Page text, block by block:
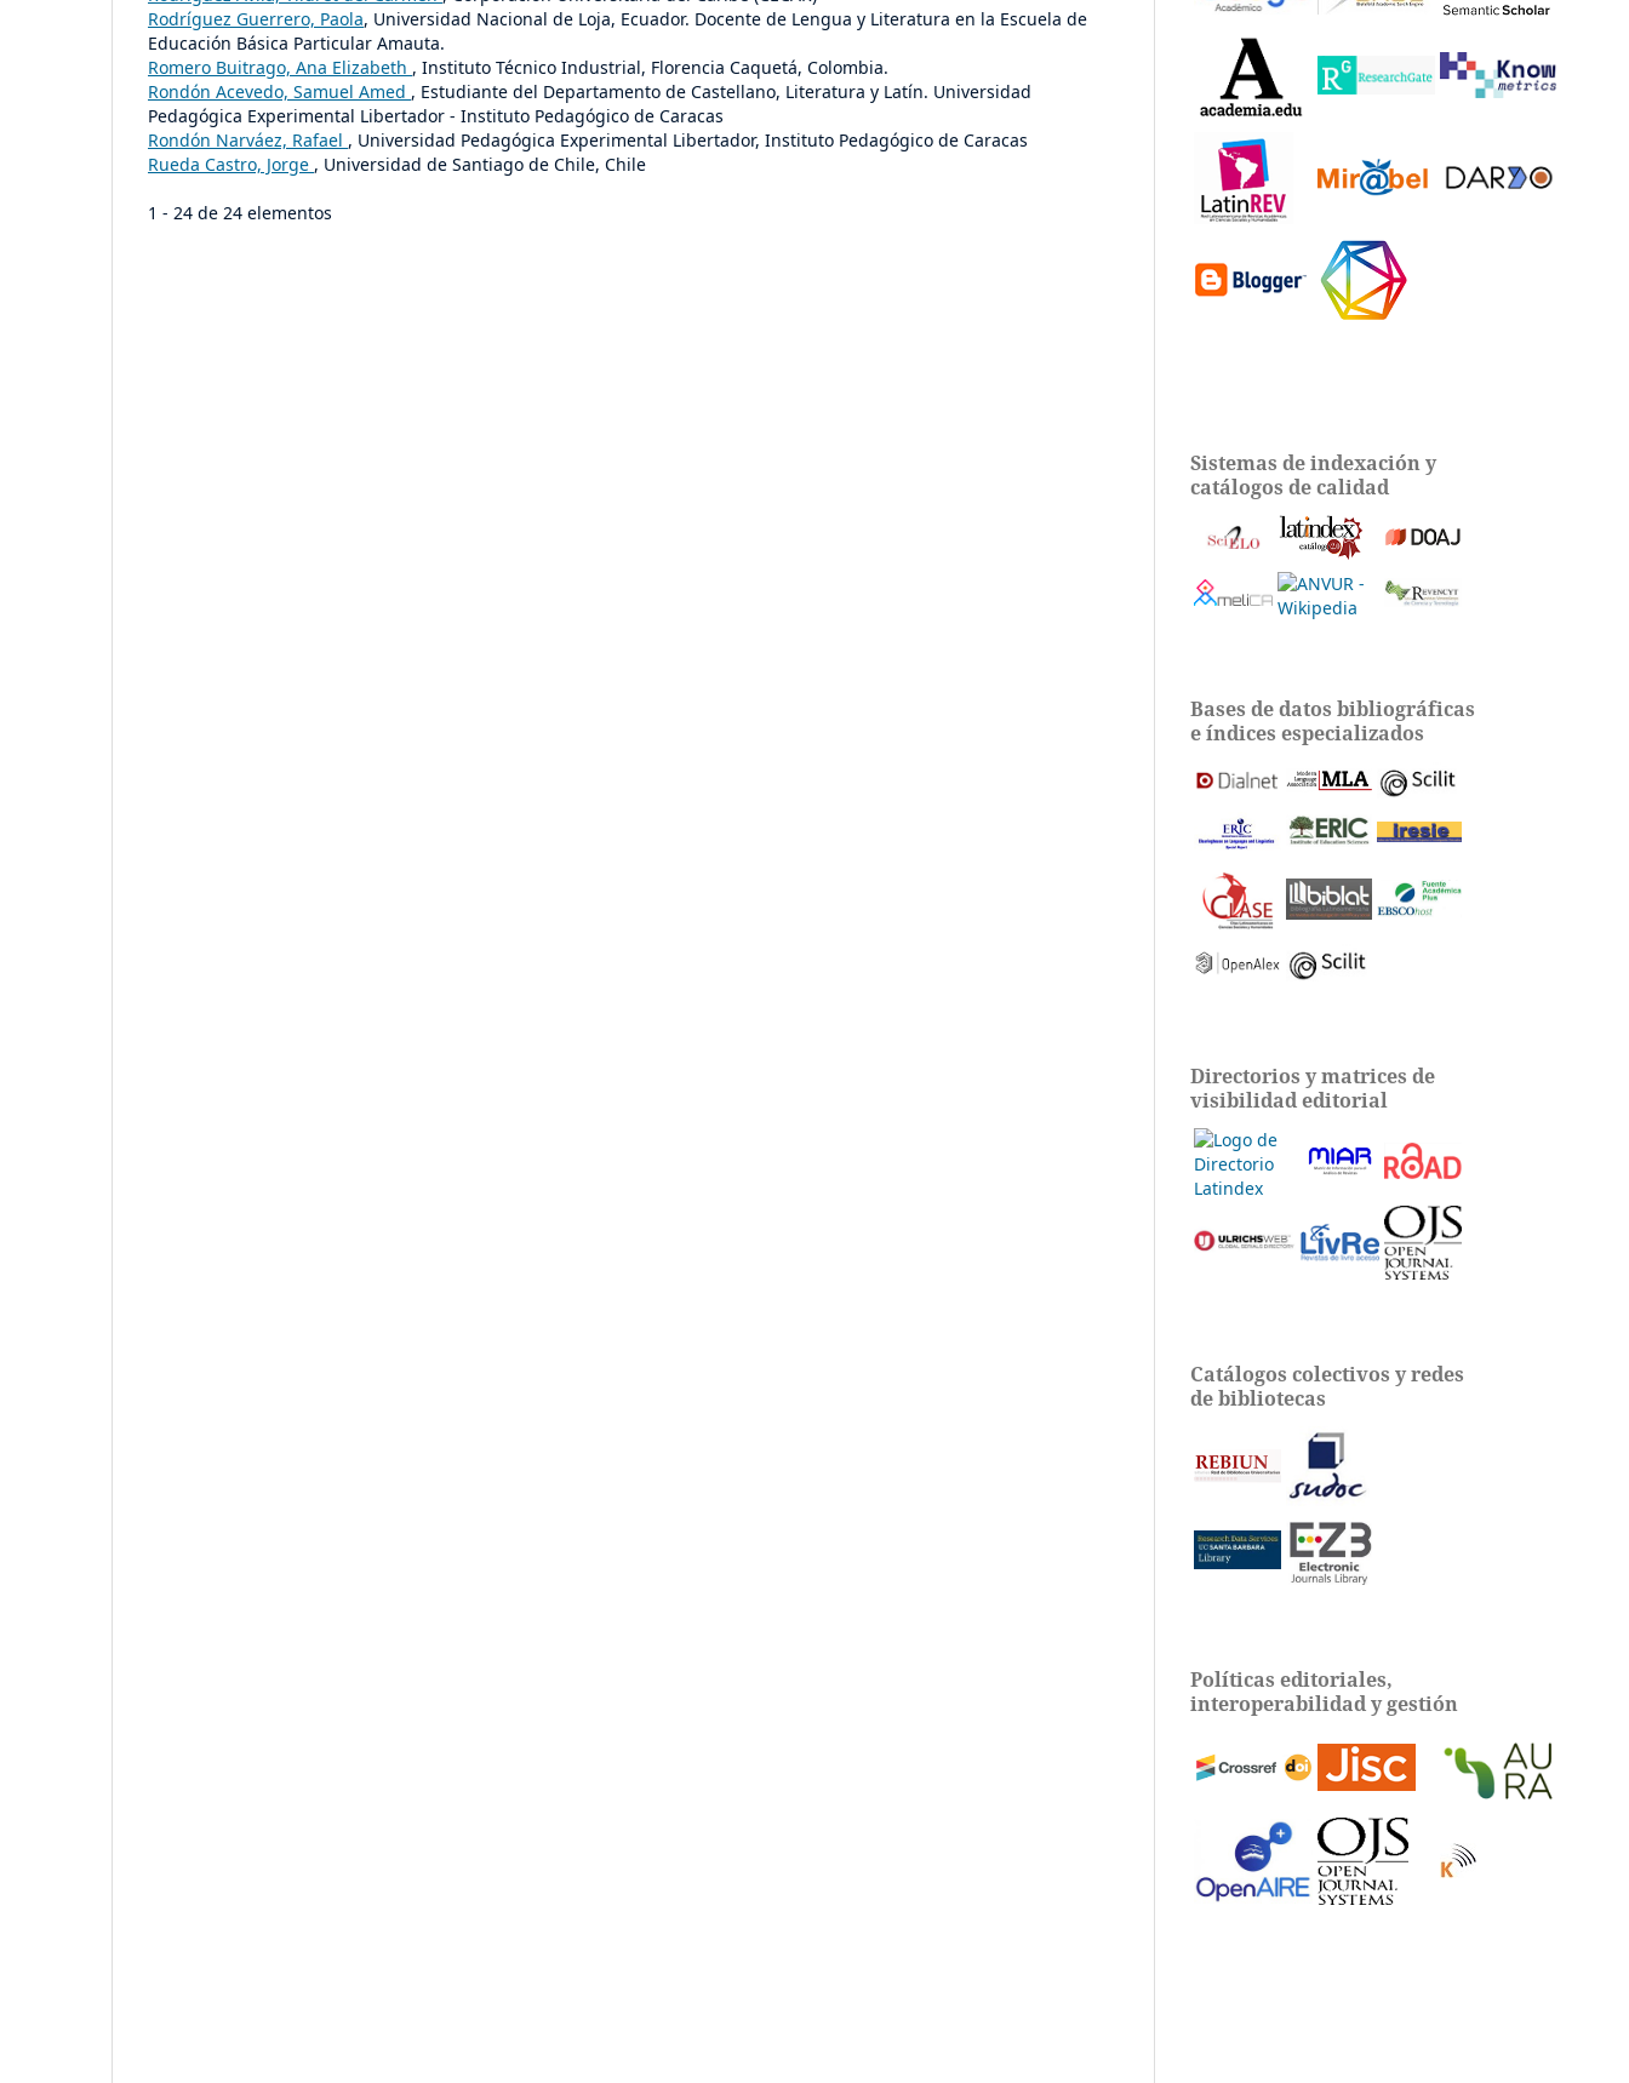
Rodríguez Guerrero, Paola, Universidad Nacional de Loja, Ecuador. Docente de Lengua y Literatura en la Escuela de
Educación Básica Particular Amauta.
Romero Buitrago, Ana Elizabeth , Instituto Técnico Industrial, Florencia Caquetá, Colombia.
Rondón Acevedo, Samuel Amed , Estudiante del Departamento de Castellano, Literatura y Latín. Universidad
Pedagógica Experimental Libertador - Instituto Pedagógico de Caracas
Rondón Narváez, Rafael , Universidad Pedagógica Experimental Libertador, Instituto Pedagógico de Caracas
Rueda Castro, Jorge , Universidad de Santiago de Chile, Chile
1 - 24 de 24 elementos
Sistemas de indexación y
catálogos de calidad
Bases de datos bibliográficas
e índices especializados
Directorios y matrices de
visibilidad editorial
Catálogos colectivos y redes
de bibliotecas
Políticas editoriales,
interoperabilidad y gestión